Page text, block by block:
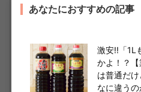
90円】北欧産〈無塩〉訳あ
A EPA 一部地域除き 送料無料
あなたにおすすめの記事
激安!!「1L
かよ！？
は普通だ
なに違う